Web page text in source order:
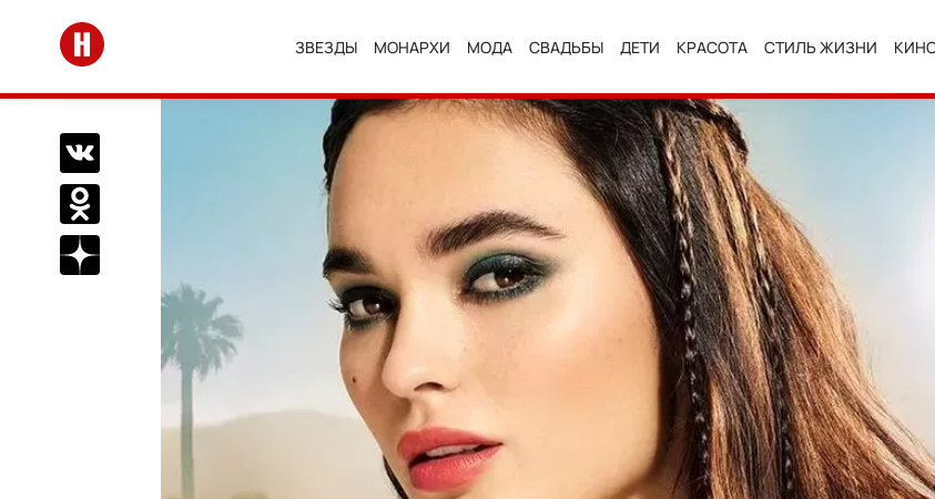
Перейти на главную
ЗВЕЗДЫ МОНАРХИ МОДА СВАДЬБЫ ДЕТИ КРАСОТА СТИЛЬ ЖИЗНИ
Поделиться Вконтакте
Поделиться в Одноклассниках
Подписаться на нас в Дзен